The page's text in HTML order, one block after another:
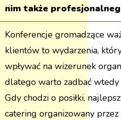
nim także
Konferencje gromadzące
klientów to wydarzenia,
wpływać na wizerunek
dlatego warto zadbać
Gdy chodzi o posiłki,
catering organizowany